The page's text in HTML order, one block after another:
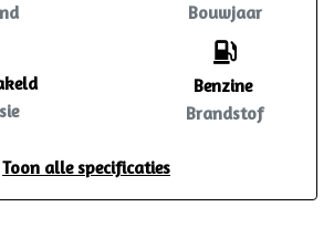
Bouwjaar
Benzine
Brandstof
Toon alle specificaties